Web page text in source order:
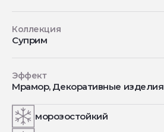
Коллекция
Суприм
Эффект
Мрамор, Декоративные изделия
морозостойкий